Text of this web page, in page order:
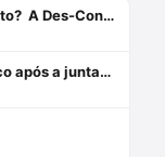
Há uma revolução tecnológica no Direito? A Des-Construção da Sociedade do Conhecimento e da Informação[1]
A abertura de vista ao ministério público após a juntada da resposta à acusação